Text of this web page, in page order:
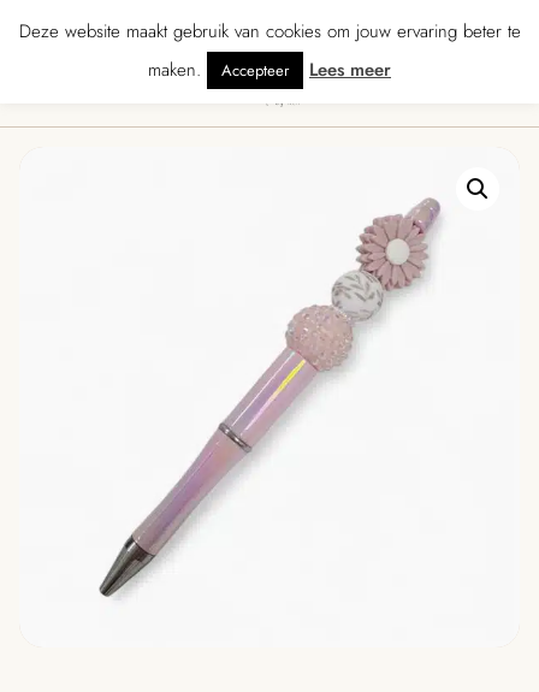
· Gratis verzending vanaf € 70 · Gratis kaartje met je bestelling •
Deze website maakt gebruik van cookies om jouw ervaring beter te
maken.
Accepteer Lees meer